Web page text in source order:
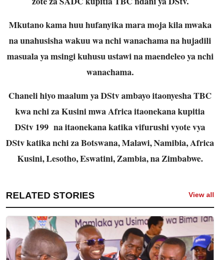
Mkutano kama huu hufanyika mara moja kila mwaka
na unahusisha wakuu wa nchi wanachama na hujadili
masuala ya msingi kuhusu ustawi na maendeleo ya nchi
wanachama.
Chaneli hiyo maalum ya DStv ambayo itaonyesha TBC
kwa nchi za Kusini mwa Africa itaonekana kupitia
DStv 199 na itaonekana katika vifurushi vyote vya
DStv katika nchi za Botswana, Malawi, Namibia, Africa
Kusini, Lesotho, Eswatini, Zambia, na Zimbabwe.
RELATED STORIES View all